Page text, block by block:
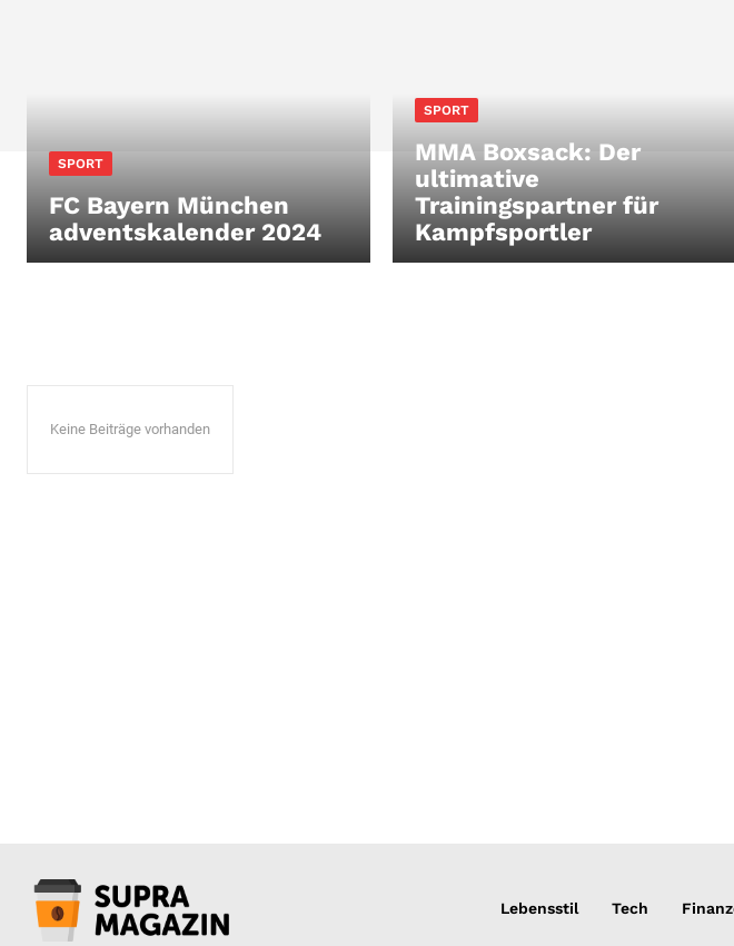
SPORT
FC Bayern München
adventskalender 2024
SPORT
MMA Boxsack: Der
ultimative
Trainingspartner für
Kampfsportler
Keine Beiträge vorhanden
Lebensstil Tech